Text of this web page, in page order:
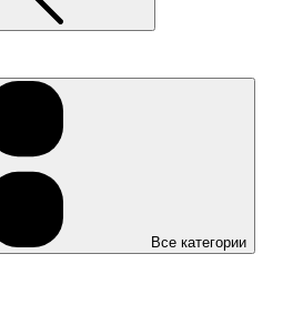
Все категории